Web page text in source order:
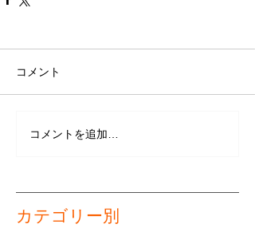
コメント
コメントを追加…
カテゴリー別